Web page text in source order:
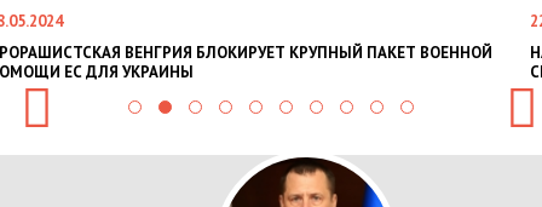
ПАКЕТ ВОЕННОЙ
НАЦПОЛІЦІЯ ЛЯКАЄ ГРОМАДЯН
СИТУАЦІЇ В РАЗІ МОБІЛІЗАЦІЇ